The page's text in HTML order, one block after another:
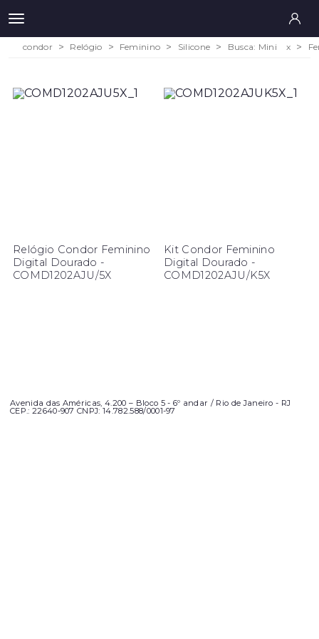
condor Relógio Feminino Silicone Busca: Mini x
Relógio Condor Feminino
Digital Dourado -
COMD1202AJU/5X
Kit Condor Feminino
Digital Dourado -
COMD1202AJU/K5X
Avenida das Américas, 4.200 – Bloco 5 - 6º andar / Rio de Janeiro - RJ
CEP.: 22640-907 CNPJ: 14.782.588/0001-97